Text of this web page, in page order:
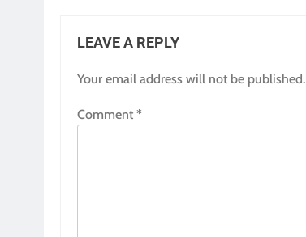
LEAVE A REPLY
Your email address will not be published.
Comment *